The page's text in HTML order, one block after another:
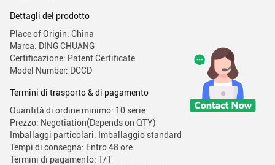
Dettagli del prodotto
Place of Origin: China
Marca: DING CHUANG
Certificazione: Patent Certificate
Model Number: DCCD
Termini di trasporto & di pagamento
Quantità di ordine minimo: 10 serie
Prezzo: Negotiation(Depends on QTY)
Imballaggi particolari: Imballaggio standard
Tempi di consegna: Entro 48 ore
Termini di pagamento: T/T